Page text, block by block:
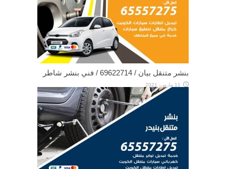
بنشر متنقل بيان / 69622714‬ / فني بنشر شاطر
11 مارس، 2021